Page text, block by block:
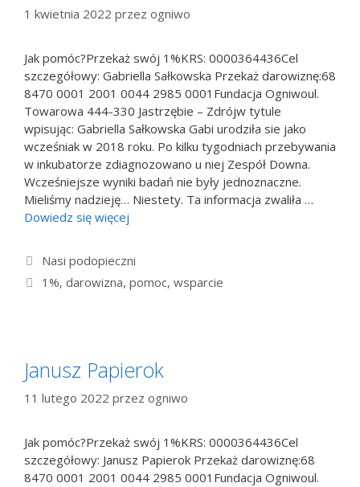
1 kwietnia 2022 przez ogniwo
Jak pomóc?Przekaż swój 1%KRS: 0000364436Cel
szczegółowy: Gabriella Sałkowska Przekaż darowiznę:68
8470 0001 2001 0044 2985 0001Fundacja Ogniwoul.
Towarowa 444-330 Jastrzębie – Zdrójw tytule
wpisując: Gabriella Sałkowska Gabi urodziła sie jako
wcześniak w 2018 roku. Po kilku tygodniach przebywania
w inkubatorze zdiagnozowano u niej Zespół Downa.
Wcześniejsze wyniki badań nie były jednoznaczne.
Mieliśmy nadzieję… Niestety. Ta informacja zwaliła …
Dowiedz się więcej
Kategorie
Nasi podopieczni
Tagi
1%, darowizna, pomoc, wsparcie
Janusz Papierok
11 lutego 2022 przez ogniwo
Jak pomóc?Przekaż swój 1%KRS: 0000364436Cel
szczegółowy: Janusz Papierok Przekaż darowiznę:68
8470 0001 2001 0044 2985 0001Fundacja Ogniwoul.